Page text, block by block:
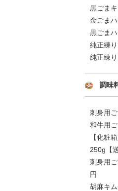
黒ごま
金ごま
黒ごま
純正練
純正練
調味
刺身用
和牛用
【化粧
250g【
刺身用
円
胡麻キ